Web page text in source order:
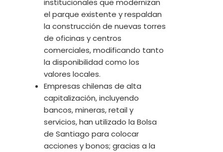
institucionales que modernizan
el parque existente y respaldan
la construcción de nuevas torres
de oficinas y centros
comerciales, modificando tanto
la disponibilidad como los
valores locales.
Empresas chilenas de alta
capitalización, incluyendo
bancos, mineras, retail y
servicios, han utilizado la Bolsa
de Santiago para colocar
acciones y bonos; gracias a la